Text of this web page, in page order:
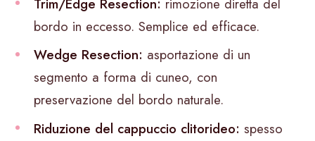
bordo in eccesso. Semplice ed efficace.
Wedge Resection: asportazione di un
segmento a forma di cuneo, con
preservazione del bordo naturale.
Riduzione del cappuccio clitorideo: spesso